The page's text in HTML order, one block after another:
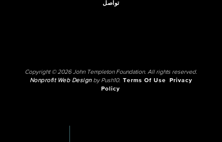
تواصل
Copyright © 2026 John Templeton Foundation. All rights reserved.
Nonprofit Web Designby Push10. Terms Of Use
Privacy
Policy